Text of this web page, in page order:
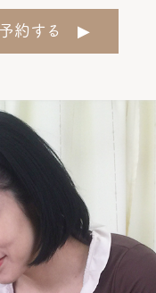
予約する ▶︎